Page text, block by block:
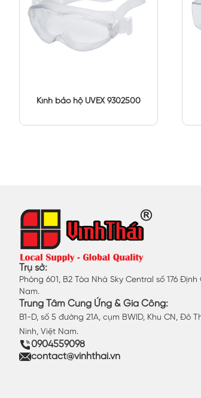
Kính bảo hộ UVEX 9302500
Trụ sở:
Phòng 601, B2 Tòa Nhà Sky Central số 176
Nam.
Trung Tâm Cung Ứng & Gia Công:
B1-D, số 5 đường 21A, cụm BWID, Khu CN, Đô
Ninh, Việt Nam.
0904559098
contact@vinhthai.vn